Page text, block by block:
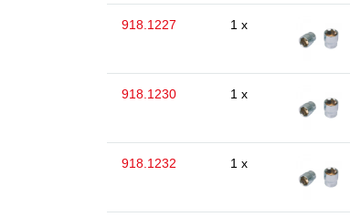
918.1227 1 x
918.1230 1 x
918.1232 1 x